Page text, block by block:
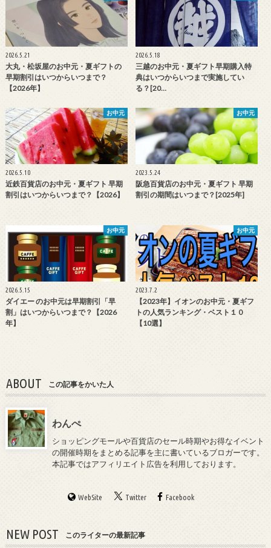
2026.5.21
大丸・松坂屋のお中元・夏ギフトの
早期割引はいつからいつまで？
【2026年】
2026.5.18
三越のお中元・夏ギフト早期購入特
典はいつからいつまで実施してい
る？[20…
お中元
2026.5.10
近鉄百貨店のお中元・夏ギフト 早期
割引はいつからいつまで？【2026】
お中元
2023.5.24
阪急百貨店のお中元・夏ギフト 早期
割引の期間はいつまで？[2025年]
お中元
2026.5.15
ダイエー のお中元は早期割引「早
割」はいつからいつまで？【2026
年】
お中元
2023.7.2
【2023年】イオンのお中元・夏ギフ
トの人気ランキング・ベスト１０
【10選】
ABOUT この記事をかいた人
わんぺ
ショッピングモールや百貨店のセール時期やお得なイベント
の開催時期をまとめる記事を主に書いているブロガーです。
本記事ではアフィリエイト広告を利用しております。
WebSite Twitter Facebook
NEW POST このライターの最新記事